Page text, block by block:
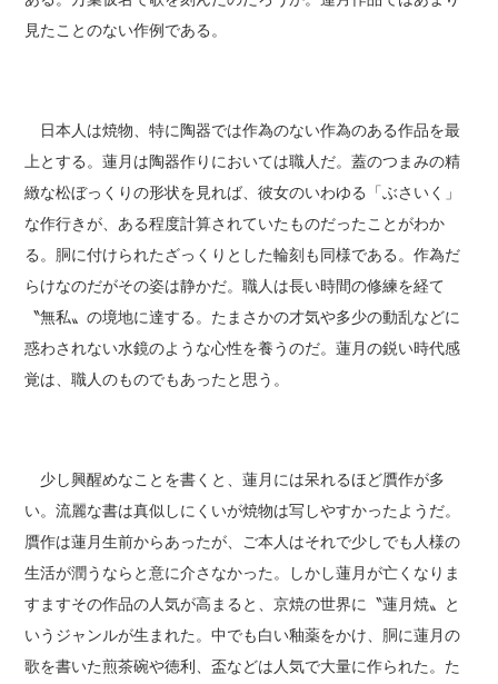
見たことのない作例である。
日本人は焼物、特に陶器では作為のない作為のある作品を最
上とする。蓮月は陶器作りにおいては職人だ。蓋のつまみの精
緻な松ぼっくりの形状を見れば、彼女のいわゆる「ぶさいく」
な作行きが、ある程度計算されていたものだったことがわか
る。胴に付けられたざっくりとした輪刻も同様である。作為だ
らけなのだがその姿は静かだ。職人は長い時間の修練を経て
〝無私〟の境地に達する。たまさかの才気や多少の動乱などに
惑わされない水鏡のような心性を養うのだ。蓮月の鋭い時代感
覚は、職人のものでもあったと思う。
少し興醒めなことを書くと、蓮月には呆れるほど贋作が多
い。流麗な書は真似しにくいが焼物は写しやすかったようだ。
贋作は蓮月生前からあったが、ご本人はそれで少しでも人様の
生活が潤うならと意に介さなかった。しかし蓮月が亡くなりま
すますその作品の人気が高まると、京焼の世界に〝蓮月焼〟と
いうジャンルが生まれた。中でも白い釉薬をかけ、胴に蓮月の
歌を書いた煎茶碗や徳利、盃などは人気で大量に作られた。た